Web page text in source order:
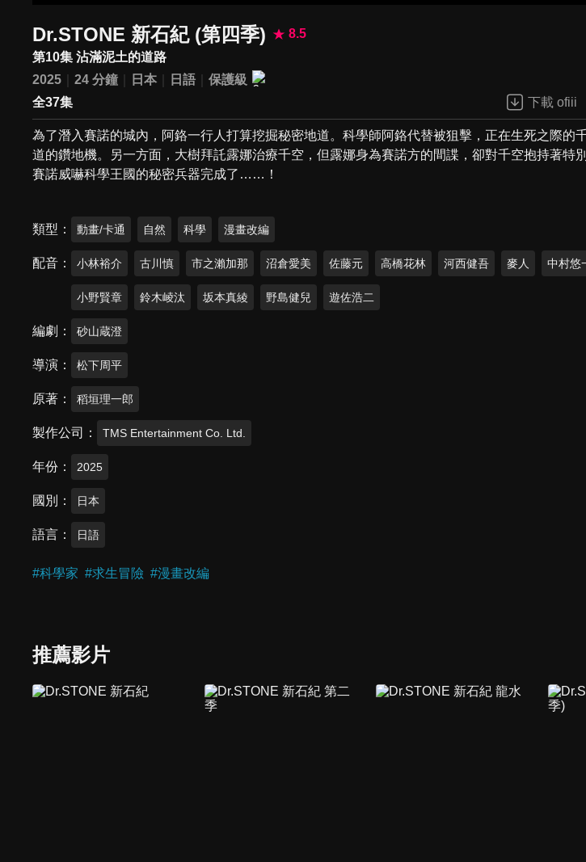
Dr.STONE 新石紀 (第四季)
8.5
第10集 沾滿泥土的道路
2025
24 分鐘 日本 日語
保護級
全37集
下載 ofiii
為了潛入賽諾的城內，阿鉻一行人打算挖掘秘密地道。科學師阿鉻代替被狙擊，正在生死之際的
道的鑽地機。另一方面，大樹拜託露娜治療千空，但露娜身為賽諾方的間諜，卻對千空抱持著特
賽諾威嚇科學王國的秘密兵器完成了……！
類型 動畫/卡通 自然 科學 漫畫改編
配音 小林裕介 古川慎 市之瀨加那 沼倉愛美 佐藤元 高橋花林 河西健吾 麥人 中村悠
小野賢章 鈴木崚汰 坂本真綾 野島健兒 遊佐浩二
編劇 砂山蔵澄
導演 松下周平
原著 稻垣理一郎
製作公司 TMS Entertainment Co. Ltd.
年份 2025
國別 日本
語言 日語
#科學家 #求生冒險 #漫畫改編
推薦影片